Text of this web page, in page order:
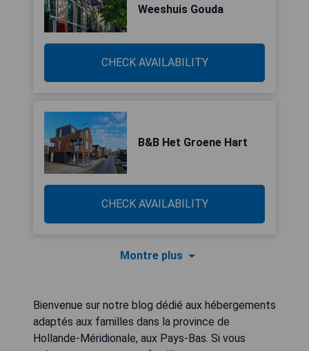
Weeshuis Gouda
CHECK AVAILABILITY
B&B Het Groene Hart
CHECK AVAILABILITY
Montre plus
Bienvenue sur notre blog dédié aux hébergements
adaptés aux familles dans la province de
Hollande-Méridionale, aux Pays-Bas. Si vous